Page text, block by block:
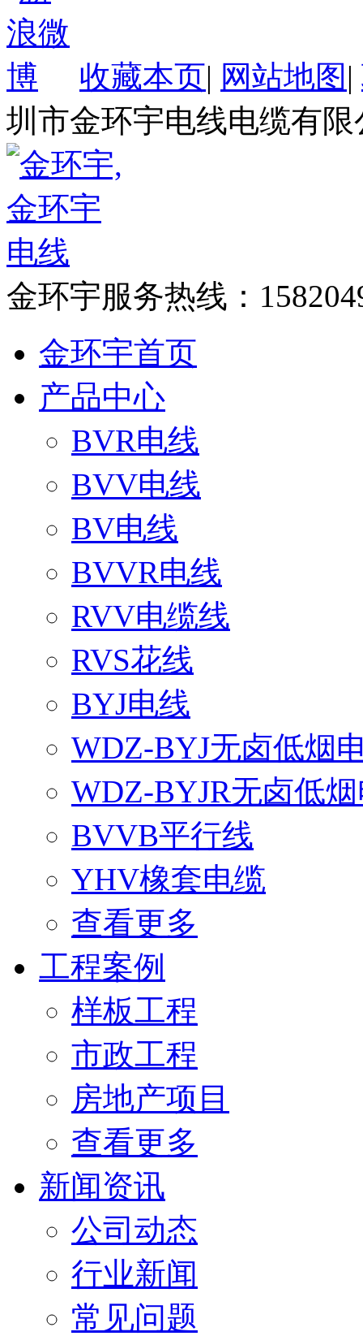
收藏本页| 网站地图 |
圳市金环宇电线电缆有
金环宇服务热线：
金环宇首页
产品中心
BVR电线
BVV电线
BV电线
BVVR电线
RVV电缆线
RVS花线
BYJ电线
WDZ-BYJ无卤低烟
WDZ-BYJR无卤低
BVVB平行线
YHV橡套电缆
查看更多
工程案例
样板工程
市政工程
房地产项目
查看更多
新闻资讯
公司动态
行业新闻
常见问题